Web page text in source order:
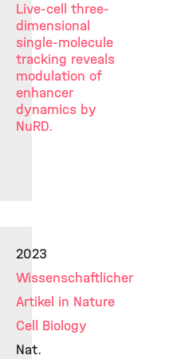
Live-cell three-
dimensional
single-molecule
tracking reveals
modulation of
enhancer
dynamics by
NuRD.
2023
Wissenschaftlicher
Artikel in Nature
Cell Biology
Nat.